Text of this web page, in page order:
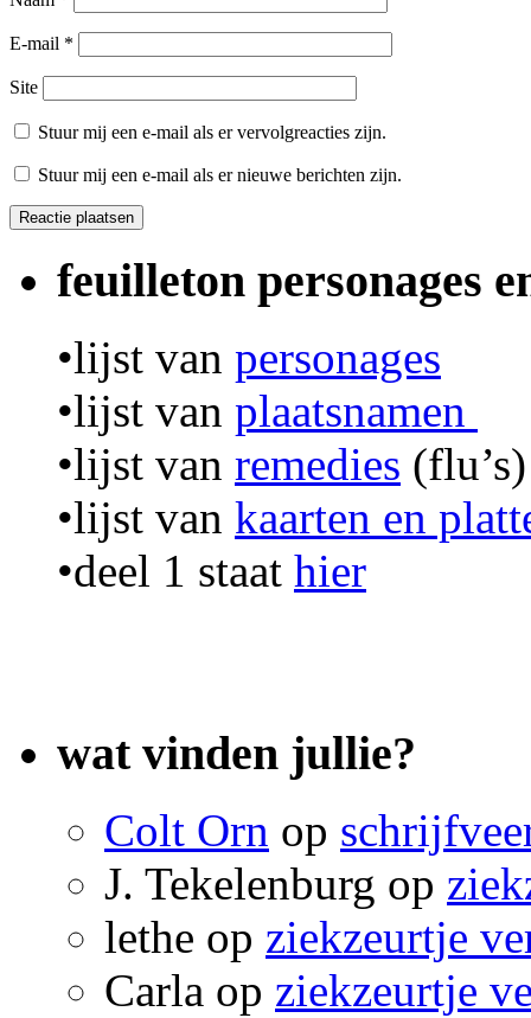
E-mail *
Site
Stuur mij een e-mail als er vervolgreacties zijn.
Stuur mij een e-mail als er nieuwe berichten zijn.
feuilleton personages
•lijst van personages
•lijst van plaatsnamen
•lijst van remedies (flu’s)
•lijst van kaarten en
•deel 1 staat hier
wat vinden jullie?
Colt Orn op
J. Tekelenburg op
lethe op ziekzeurtje
Carla op ziekzeurtje